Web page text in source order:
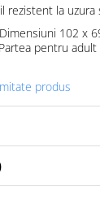
rezistent la uzura
Dimensiuni 102 x
pentru
produs